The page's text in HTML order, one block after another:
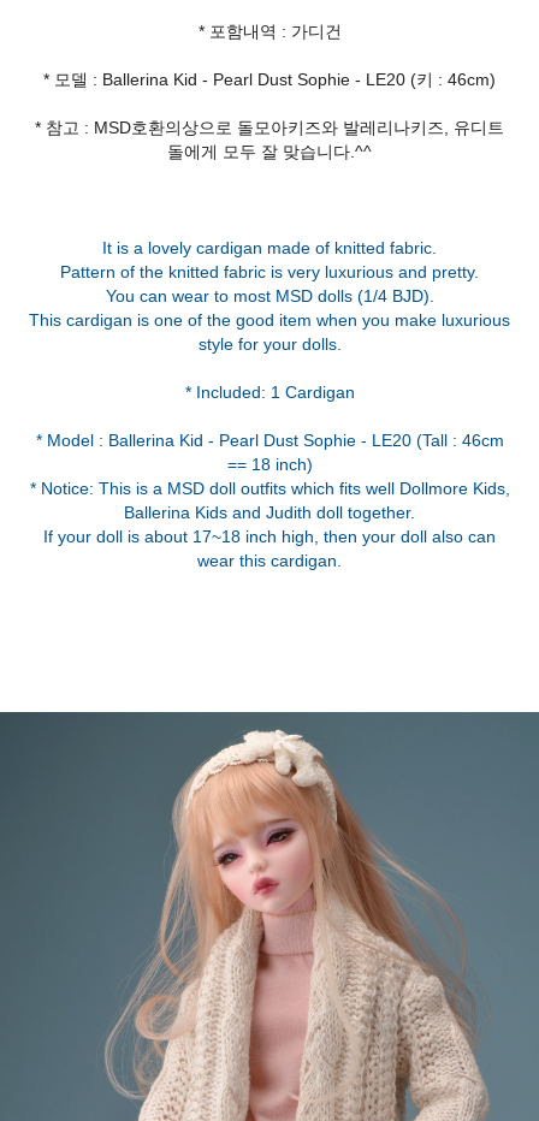
* 포함내역 : 가디건
* 모델 : Ballerina Kid - Pearl Dust Sophie - LE20 (키 : 46cm)
* 참고 : MSD호환의상으로 돌모아키즈와 발레리나키즈, 유디트
돌에게 모두 잘 맞습니다.^^
It is a lovely cardigan made of knitted fabric.
Pattern of the knitted fabric is very luxurious and pretty.
You can wear to most MSD dolls (1/4 BJD).
This cardigan is one of the good item when you make luxurious
style for your dolls.
* Included: 1 Cardigan
* Model : Ballerina Kid - Pearl Dust Sophie - LE20 (Tall : 46cm
== 18 inch)
* Notice: This is a MSD doll outfits which fits well Dollmore Kids,
Ballerina Kids and Judith doll together.
If your doll is about 17~18 inch high, then your doll also can
wear this cardigan.